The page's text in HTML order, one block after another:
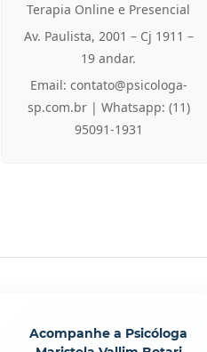
Terapia Online e Presencial
Av. Paulista, 2001 – Cj 1911 –
19 andar.
Email: contato@psicologa-
sp.com.br | Whatsapp: (11)
95091-1931
Acompanhe a Psicóloga